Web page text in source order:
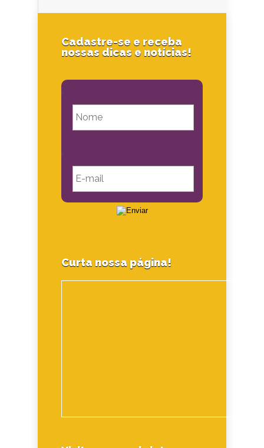
Cadastre-se e receba
nossas dicas e notícias!
Curta nossa página!